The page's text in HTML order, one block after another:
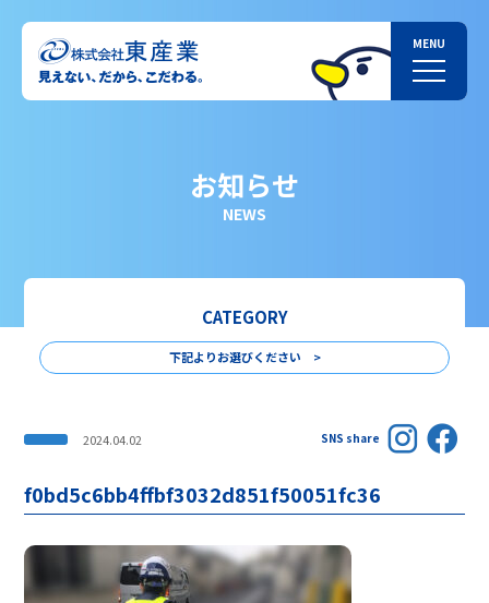
お知らせ
NEWS
CATEGORY
下記よりお選びください >
2024.04.02 SNS share
f0bd5c6bb4ffbf3032d851f50051fc36